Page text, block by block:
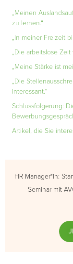
„Meinen
zu lernen.“
„In meiner Freizeit
„Die arbeitslose
„Meine Stärke ist
„Die
interessant.“
Schlussfolgerung:
Artikel, die Sie
HR Manager*in:
Seminar mit